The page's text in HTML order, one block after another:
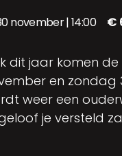
november | 14:00 €
dit jaar komen
en zondag
weer een
je versteld